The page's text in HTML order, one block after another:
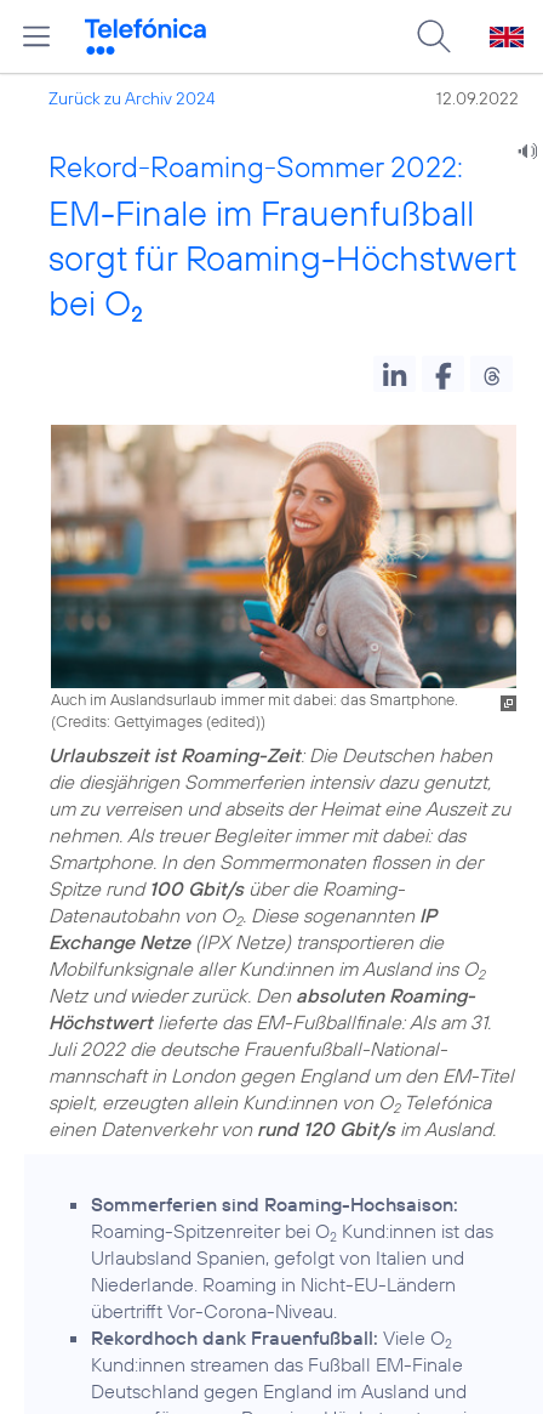
Zurück zu Archiv 2024 12.09.2022
Rekord-Roaming-Sommer 2022:
EM-Finale im Frauenfußball
sorgt für Roaming-Höchstwert
bei O2
Auch im Auslandsurlaub immer mit dabei: das Smartphone.
(Credits: Gettyimages (edited))
Urlaubszeit ist Roaming-Zeit: Die Deutschen haben
die diesjährigen Sommerferien intensiv dazu genutzt,
um zu verreisen und abseits der Heimat eine Auszeit zu
nehmen. Als treuer Begleiter immer mit dabei: das
Smartphone. In den Sommermonaten flossen in der
Spitze rund 100 Gbit/süber die Roaming-
Datenautobahn von O2. Diese sogenannten IP
Exchange Netze(IPX Netze) transportieren die
Mobilfunksignale aller Kund:innen im Ausland ins O2
Netz und wieder zurück. Den absoluten Roaming-
Höchstwertlieferte das EM-Fußballfinale: Als am 31.
Juli 2022 die deutsche Frauenfußball-National­
mannschaft in London gegen England um den EM-Titel
spielt, erzeugten allein Kund:innen von O2Telefónica
einen Datenverkehr von rund 120 Gbit/sim Ausland.
Sommerferien sind Roaming-Hochsaison:
Roaming-Spitzenreiter bei O2 Kund:innen ist das
Urlaubsland Spanien, gefolgt von Italien und
Niederlande. Roaming in Nicht-EU-Ländern
übertrifft Vor-Corona-Niveau.
Rekordhoch dank Frauenfußball: Viele O2
Kund:innen streamen das Fußball EM-Finale
Deutschland gegen England im Ausland und